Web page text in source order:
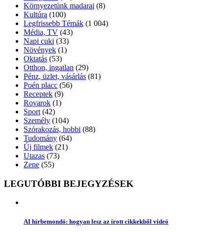
Környezetünk madarai (8)
Kultúra (100)
Legfrissebb Témák (1 004)
Média, TV (43)
Napi cuki (33)
Növények (1)
Oktatás (53)
Otthon, ingatlan (29)
Pénz, üzlet, vásárlás (81)
Poén placc (56)
Receptek (9)
Rovarok (1)
Sport (42)
Személy (104)
Szórakozás, hobbi (88)
Tudomány (64)
Új filmek (21)
Utazas (73)
Zene (55)
LEGUTÓBBI BEJEGYZÉSEK
AI hírbemondó: hogyan lesz az írott cikkekből videó